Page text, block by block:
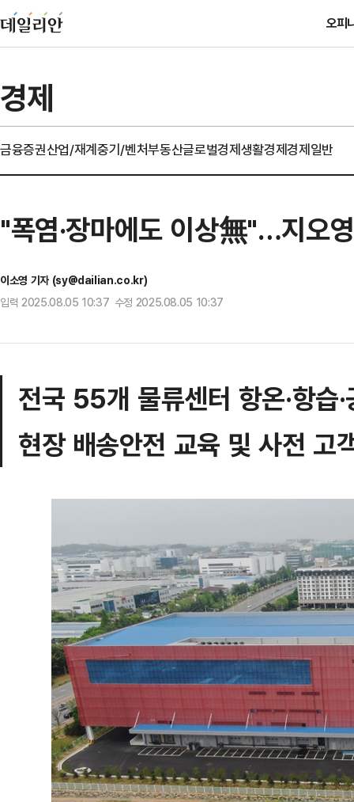
오피
경제
금융증권산업/재계중기/벤처부동산글로벌경제생활경제경제일반
"폭염·장마에도 이상無"…지오
이소영 기자 (sy@dailian.co.kr)
입력 2025.08.05 10:37 수정 2025.08.05 10:37
전국 55개 물류센터 항온·항습
현장 배송안전 교육 및 사전 고